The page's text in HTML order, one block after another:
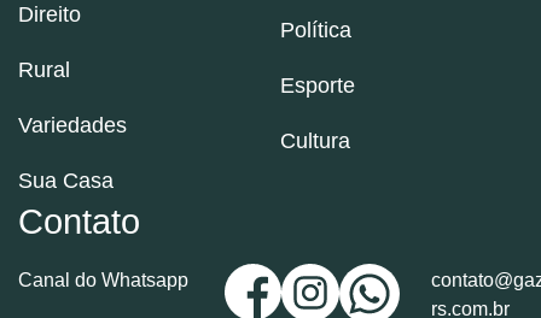
Direito
Rural
Variedades
Sua Casa
Política
Esporte
Cultura
Contato
Canal do Whatsapp
rs.com.br